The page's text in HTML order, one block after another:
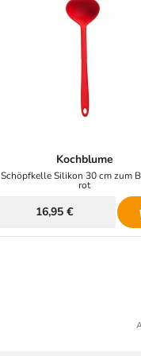
Kochblume
Schöpfkelle Silikon 30 cm zum
rot
16,95 €